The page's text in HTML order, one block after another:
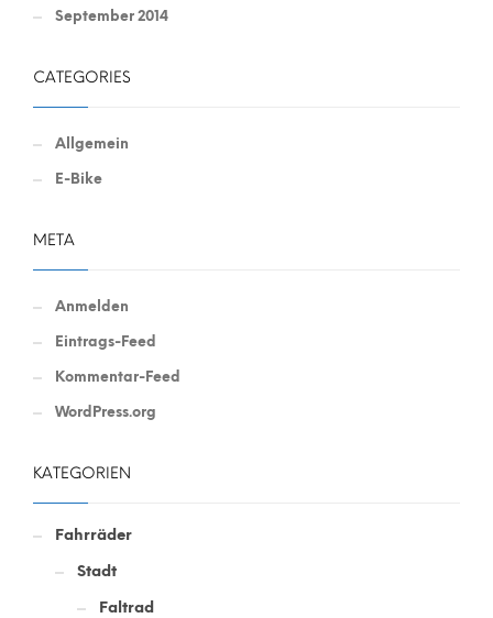
September 2014
CATEGORIES
Allgemein
E-Bike
META
Anmelden
Eintrags-Feed
Kommentar-Feed
WordPress.org
KATEGORIEN
Fahrräder
Stadt
Faltrad